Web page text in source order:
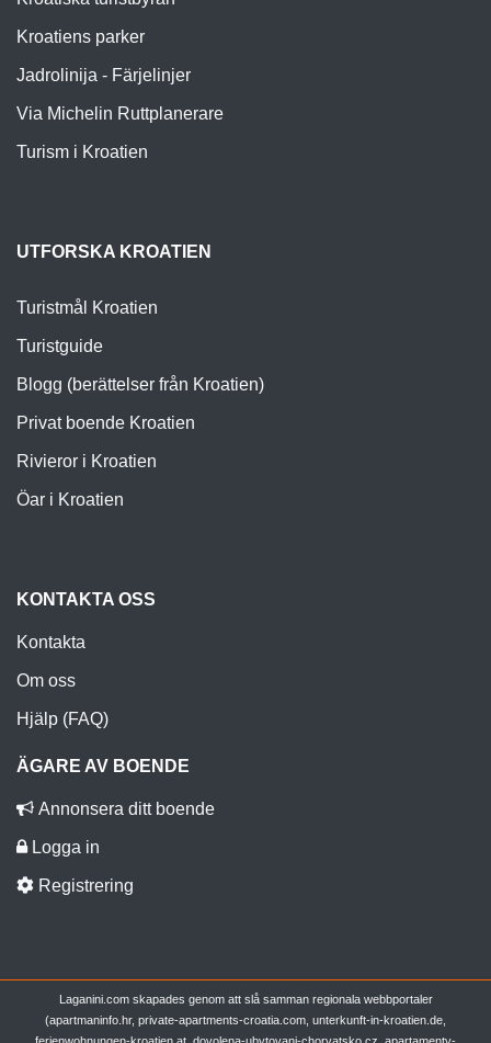
Kroatiens parker
Jadrolinija - Färjelinjer
Via Michelin Ruttplanerare
Turism i Kroatien
UTFORSKA KROATIEN
Turistmål Kroatien
Turistguide
Blogg (berättelser från Kroatien)
Privat boende Kroatien
Rivieror i Kroatien
Öar i Kroatien
KONTAKTA OSS
Kontakta
Om oss
Hjälp (FAQ)
ÄGARE AV BOENDE
Annonsera ditt boende
Logga in
Registrering
Laganini.com skapades genom att slå samman regionala webbportaler
(apartmaninfo.hr, private-apartments-croatia.com, unterkunft-in-kroatien.de,